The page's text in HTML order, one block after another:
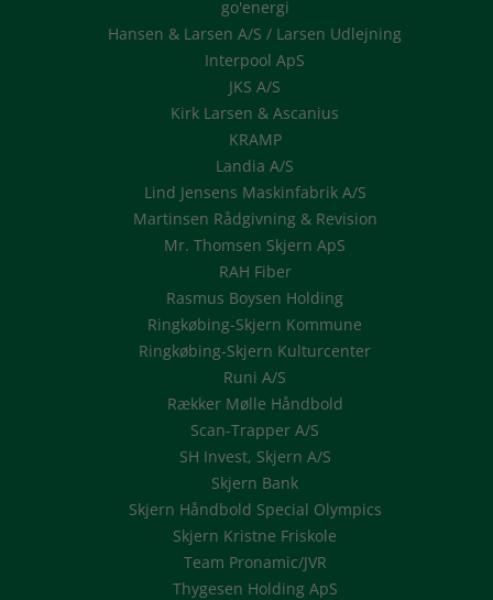
go'energi
Hansen & Larsen A/S / Larsen Udlejning
Interpool ApS
JKS A/S
Kirk Larsen & Ascanius
KRAMP
Landia A/S
Lind Jensens Maskinfabrik A/S
Martinsen Rådgivning & Revision
Mr. Thomsen Skjern ApS
RAH Fiber
Rasmus Boysen Holding
Ringkøbing-Skjern Kommune
Ringkøbing-Skjern Kulturcenter
Runi A/S
Rækker Mølle Håndbold
Scan-Trapper A/S
SH Invest, Skjern A/S
Skjern Bank
Skjern Håndbold Special Olympics
Skjern Kristne Friskole
Team Pronamic/JVR
Thygesen Holding ApS